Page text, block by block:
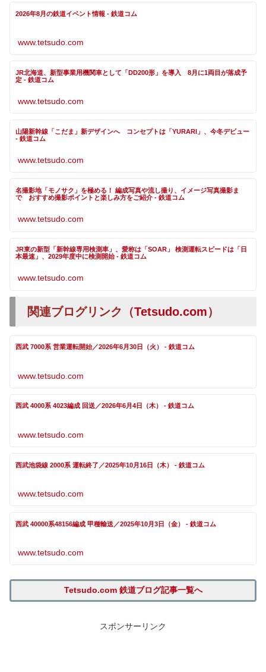
2026年8月の鉄道イベント情報 - 鉄道コム
www.tetsudo.com
JR北海道、新型事業用機関車として「DD200形」を導入 8月に1両目が落成予
定 - 鉄道コム
www.tetsudo.com
山陽新幹線「こだま」新デザインへ コンセプトは「YURARI」、今冬デビュー
- 鉄道コム
www.tetsudo.com
名撮影地「モノサク」を極める！ 編成写真や流し撮り、イメージ写真撮影ま
で おすすめ撮影ポイントと楽しみ方をご紹介 - 鉄道コム
www.tetsudo.com
JR東の新型「新幹線専用検測車」、愛称は「SOAR」 検測運転スピードは「日
本最速」、2029年度中に検測開始 - 鉄道コム
www.tetsudo.com
関連ブログリンク（Tetsudo.com）
西武 7000系 営業運転開始／2026年6月30日（火） - 鉄道コム
www.tetsudo.com
西武 4000系 4023編成 回送／2026年6月4日（木） - 鉄道コム
www.tetsudo.com
西武池袋線 2000系 運転終了／2025年10月16日（木） - 鉄道コム
www.tetsudo.com
西武 40000系48156編成 甲種輸送／2025年10月3日（金） - 鉄道コム
www.tetsudo.com
Tetsudo.com 鉄道ブログ記事一覧へ
スポンサーリンク